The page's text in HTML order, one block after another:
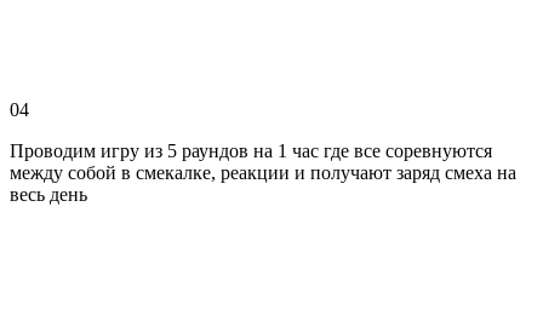
04
Проводим игру из 5 раундов на 1 час где все соревнуются
между собой в смекалке, реакции и получают заряд смеха на
весь день